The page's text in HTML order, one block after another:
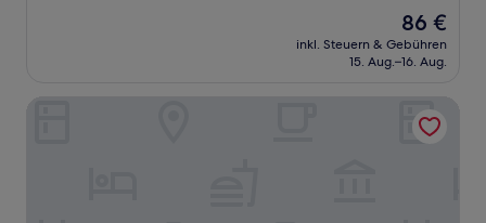
Der
Preis
beträgt
86 €
inkl. Steuern & Gebühren
15. Aug.–16. Aug.